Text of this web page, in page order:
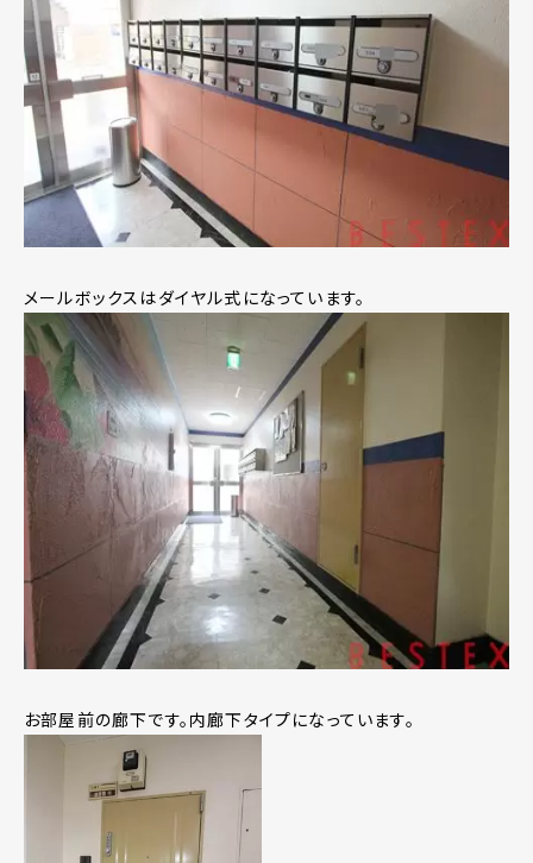
メールボックスはダイヤル式になっています。
お部屋前の廊下です。内廊下タイプになっています。